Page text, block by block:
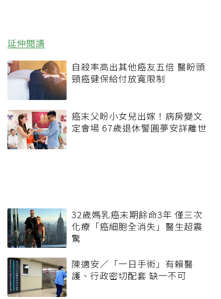
延伸閱讀
自殺率高出其他癌友五倍 醫盼頭
頸癌健保給付放寬限制
癌末父盼小女兒出嫁！病房變文
定會場 67歲退休警圓夢安詳離世
32歲媽乳癌末期餘命3年 僅三次
化療「癌細胞全消失」醫生超震
驚
陳適安／「一日手術」有賴醫
護、行政密切配套 缺一不可